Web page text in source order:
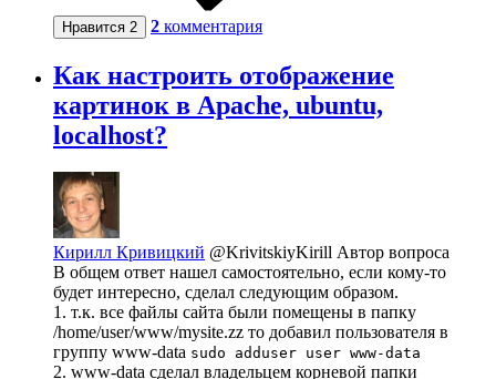
Нравится 2 2 комментария
Как настроить отображение
картинок в Apache, ubuntu,
localhost?
Кирилл Кривицкий @KrivitskiyKirill Автор вопроса
В общем ответ нашел самостоятельно, если кому-то
будет интересно, сделал следующим образом.
1. т.к. все файлы сайта были помещены в папку
/home/user/www/mysite.zz то добавил пользователя в
группу www-data sudo adduser user www-data
2. www-data сделал владельцем корневой папки